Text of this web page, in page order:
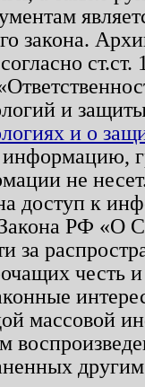
закона.
и
и о
не
доступ к
РФ «О
за
честь
массовой